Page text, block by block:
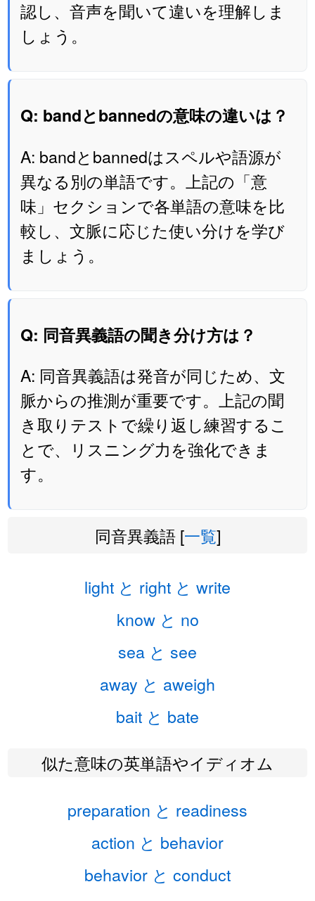
認し、音声を聞いて違いを理解しま
しょう。
Q: bandとbannedの意味の違いは？
A: bandとbannedはスペルや語源が
異なる別の単語です。上記の「意
味」セクションで各単語の意味を比
較し、文脈に応じた使い分けを学び
ましょう。
Q: 同音異義語の聞き分け方は？
A: 同音異義語は発音が同じため、文
脈からの推測が重要です。上記の聞
き取りテストで繰り返し練習するこ
とで、リスニング力を強化できま
す。
同音異義語 [一覧]
light と right と write
know と no
sea と see
away と aweigh
bait と bate
似た意味の英単語やイディオム
preparation と readiness
action と behavior
behavior と conduct